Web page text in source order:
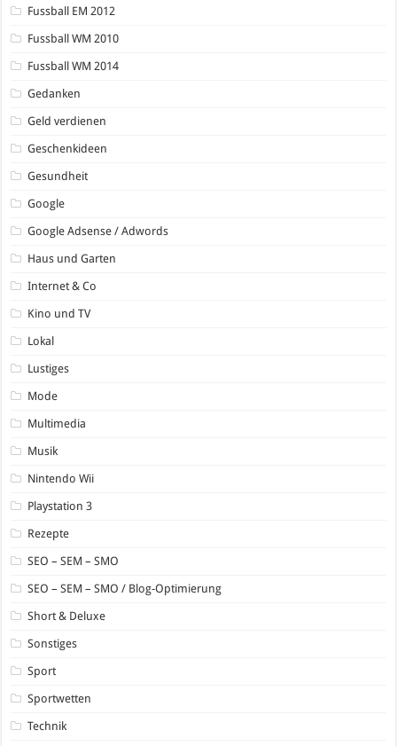
Fussball EM 2012
Fussball WM 2010
Fussball WM 2014
Gedanken
Geld verdienen
Geschenkideen
Gesundheit
Google
Google Adsense / Adwords
Haus und Garten
Internet & Co
Kino und TV
Lokal
Lustiges
Mode
Multimedia
Musik
Nintendo Wii
Playstation 3
Rezepte
SEO – SEM – SMO
SEO – SEM – SMO / Blog-Optimierung
Short & Deluxe
Sonstiges
Sport
Sportwetten
Technik